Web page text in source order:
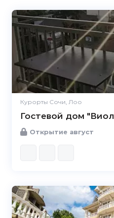
Курорты Сочи, Лоо
Гостевой дом
Открытие август